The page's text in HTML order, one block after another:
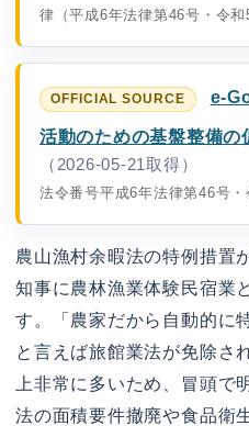
律（平成6年法律第46号・令
e-
活動のための基盤整備の
（2026-05-21取得）
法令番号平成6年法律第46号
農山漁村余暇法の特例措置
知事に農林漁業体験民宿業
す。「農家だから自動的に
と言えば旅館業法が免除さ
上非常に多いため、冒頭で
法の面積要件撤廃や食品衛